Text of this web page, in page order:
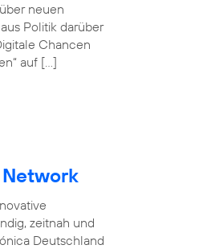
neuen
Politik darüber
Chancen
auf […]
zeitnah und
Deutschland